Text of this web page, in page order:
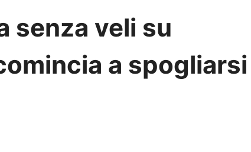
senza veli su
a spogliarsi